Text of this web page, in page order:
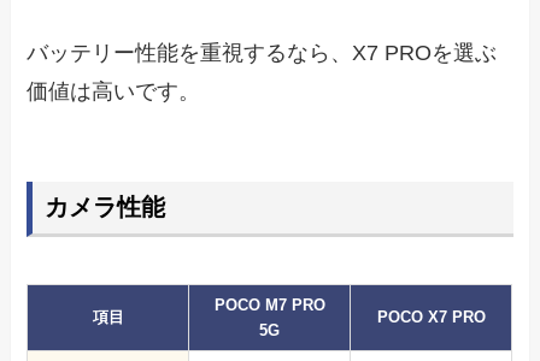
バッテリー性能を重視するなら、X7 PROを選ぶ
価値は高いです。
カメラ性能
項目
POCO M7 PRO
5G
POCO X7 PRO